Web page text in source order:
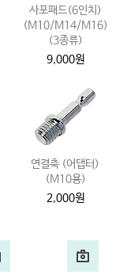
사포패드(6인치)
(M10/M14/M16)
(3종류)
9,000원
연결축 (어댑터)
(M10용)
2,000원